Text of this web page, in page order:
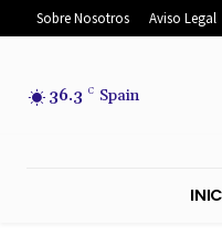
Sobre Nosotros Aviso Legal
36.3 C Spain